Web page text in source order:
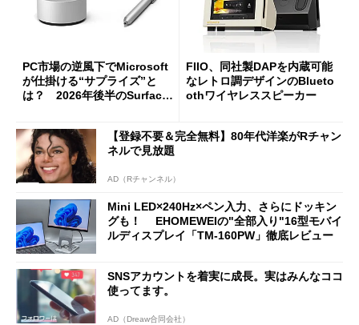
PC市場の逆風下でMicrosoft
が仕掛ける“サプライズ”と
は？ 2026年後半のSurface
FIIO、同社製DAPを内蔵可能
なレトロ調デザインのBlueto
othワイヤレススピーカー
【登録不要＆完全無料】80年代洋楽がRチャン
ネルで見放題
AD（Rチャンネル）
Mini LED×240Hz×ペン入力、さらにドッキン
グも！ EHOMEWEIの"全部入り"16型モバイ
ルディスプレイ「TM-160PW」徹底レビュー
SNSアカウントを着実に成長。実はみんなココ
使ってます。
AD（Dreaw合同会社）